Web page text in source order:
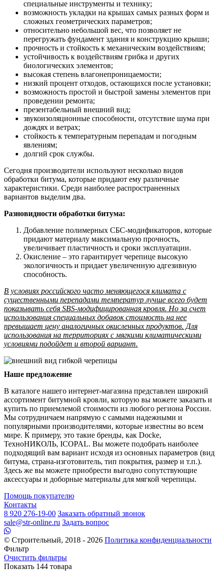
специальные инструменты и технику;
возможность укладки на крышах самых разных форм и
сложных геометрических параметров;
относительно небольшой вес, что позволяет не
перегружать фундамент здания и конструкцию крыши;
прочность и стойкость к механическим воздействиям;
устойчивость к воздействиям грибка и других
биологических элементов;
высокая степень влагонепроницаемости;
низкий процент отходов, остающихся после установки;
возможность простой и быстрой замены элементов при
проведении ремонта;
презентабельный внешний вид;
звукоизоляционные способности, отсутствие шума при
дождях и ветрах;
стойкость к температурным перепадам и погодным
явлениям;
долгий срок службы.
Сегодня производители используют несколько видов
обработки битума, которые придают ему различные
характеристики. Среди наиболее распространенных
вариантов выделим два.
Разновидности обработки битума:
Добавление полимерных СБС-модификаторов, которые
придают материалу максимальную прочность,
увеличивает пластичность и сроки эксплуатации.
Окисление – это гарантирует черепице высокую
экологичность и придает увеличенную адгезивную
способность.
В условиях российского часто меняющегося климата с
существенными перепадами температур лучше всего будет
показывать себя SBS-модифицированная кровля. Но за счет
использования специальных добавок стоимость на нее
превышает цену аналогичных окисленных продуктов. Для
использования на территориях с мягкими климатическими
условиями подойдет и второй вариант.
Наше предложение
В каталоге нашего интернет-магазина представлен широкий
ассортимент битумной кровли, которую вы можете заказать и
купить по приемлемой стоимости из любого региона России.
Мы сотрудничаем напрямую с самыми надежными и
популярными производителями, которые известны во всем
мире. К примеру, это такие бренды, как Docke,
ТехноНИКОЛЬ, ICOPAL. Вы можете подобрать наиболее
подходящий вам вариант исходя из основных параметров (вид
битума, страна-изготовитель, тип покрытия, размер и т.п.).
Здесь же вы можете приобрести выгодно сопутствующие
аксессуары и доборные материалы для мягкой черепицы.
Помощь покупателю
Контакты
8 920 276-19-00 Заказать обратный звонок
sale@str-online.ru Задать вопрос
© Строительный, 2018 - 2026 Политика конфиденциальности
Фильтр
Очистить фильтры
Показать 144 товара